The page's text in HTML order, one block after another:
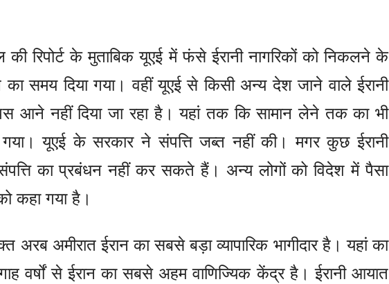
रिपोर्ट के मुताबिक यूएई में फंसे ईरानी नागरिकों को निकलने के
का समय दिया गया। वहीं यूएई से किसी अन्य देश जाने वाले ईरानी
आने नहीं दिया जा रहा है। यहां तक कि सामान लेने तक का भी
गया। यूएई के सरकार ने संपत्ति जब्त नहीं की। मगर कुछ ईरानी
का प्रबंधन नहीं कर सकते हैं। अन्य लोगों को विदेश में पैसा
कहा गया है।
अरब अमीरात ईरान का सबसे बड़ा व्यापारिक भागीदार है। यहां का
वर्षों से ईरान का सबसे अहम वाणिज्यिक केंद्र है। ईरानी आयात